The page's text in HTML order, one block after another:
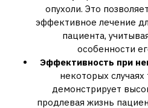
опухоли. Это
эффективное лечение
пациента‚
особенности
Эффективность при
некоторых случаях
демонстрирует
продлевая жизнь